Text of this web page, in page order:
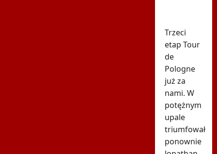
Trzeci
etap Tour
de
Pologne
już za
nami. W
potężnym
upale
triumfował
ponownie